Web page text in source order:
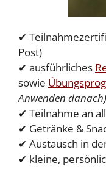
✔
Post)
✔ ausführliches
sowie
Anwenden danach)
✔ Teilnahme an
✔ Getränke &
✔ Austausch in
✔ kleine,